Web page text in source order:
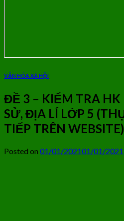
VĂN HÓA XÃ HỘI
ĐỀ 3 – KIỂM TRA HK
SỬ, ĐỊA LÍ LỚP 5
TIẾP TRÊN WEBSITE)
Posted on 01/01/202101/01/2021